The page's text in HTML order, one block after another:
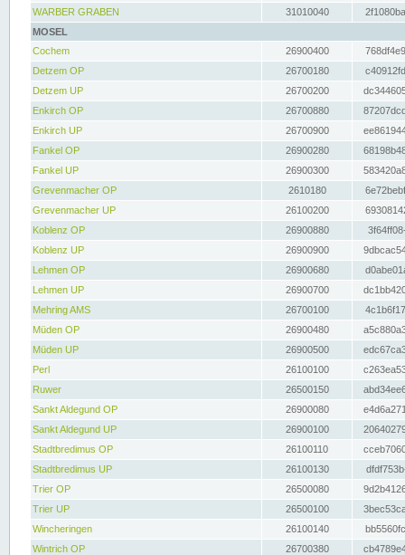
WARBER GRABEN
31010040
MOSEL
Cochem
26900400
Detzem OP
26700180
Detzem UP
26700200
Enkirch OP
26700880
Enkirch UP
26700900
Fankel OP
26900280
Fankel UP
26900300
Grevenmacher OP
2610180
Grevenmacher UP
26100200
Koblenz OP
26900880
Koblenz UP
26900900
Lehmen OP
26900680
Lehmen UP
26900700
Mehring AMS
26700100
Müden OP
26900480
Müden UP
26900500
Perl
26100100
Ruwer
26500150
Sankt Aldegund OP
26900080
Sankt Aldegund UP
26900100
Stadtbredimus OP
26100110
Stadtbredimus UP
26100130
Trier OP
26500080
Trier UP
26500100
Wincheringen
26100140
Wintrich OP
26700380